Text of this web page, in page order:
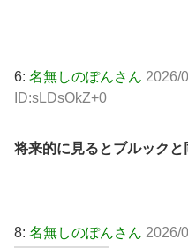
6: 名無しのぽんさん 2026/
ID:sLDsOkZ+0
将来的に見るとブルック
8: 名無しのぽんさん 2026/